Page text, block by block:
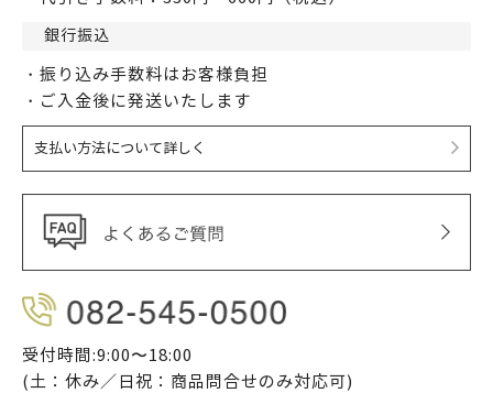
銀行振込
・振り込み手数料はお客様負担
・ご入金後に発送いたします
支払い方法について詳しく
受付時間:9:00〜18:00
(土：休み／日祝：商品問合せのみ対応可)